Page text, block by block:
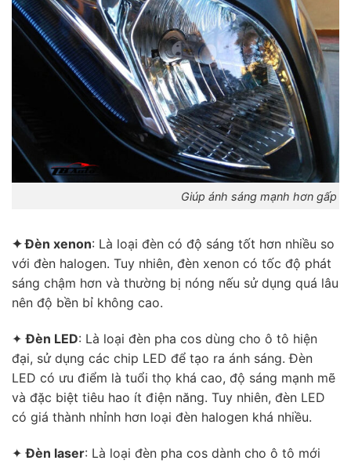
Giúp ánh sáng mạnh hơn gấp
✦ Đèn xenon: Là loại đèn có độ sáng tốt hơn nhiều so
với đèn halogen. Tuy nhiên, đèn xenon có tốc độ phát
sáng chậm hơn và thường bị nóng nếu sử dụng quá lâu
nên độ bền bỉ không cao.
✦Đèn LED: Là loại đèn pha cos dùng cho ô tô hiện
đại, sử dụng các chip LED để tạo ra ánh sáng. Đèn
LED có ưu điểm là tuổi thọ khá cao, độ sáng mạnh mẽ
và đặc biệt tiêu hao ít điện năng. Tuy nhiên, đèn LED
có giá thành nhỉnh hơn loại đèn halogen khá nhiều.
✦Đèn laser: Là loại đèn pha cos dành cho ô tô mới